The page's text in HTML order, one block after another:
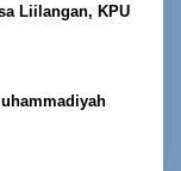
Liilangan, KPU